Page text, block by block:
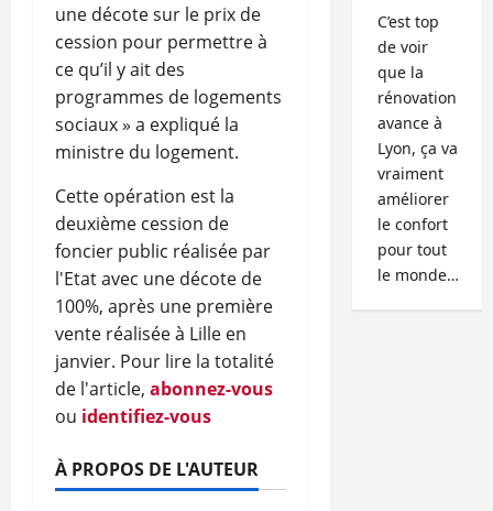
une décote sur le prix de
cession pour permettre à
ce qu’il y ait des
programmes de logements
sociaux » a expliqué la
ministre du logement.
Cette opération est la
deuxième cession de
foncier public réalisée par
l'Etat avec une décote de
100%, après une première
vente réalisée à Lille en
janvier. Pour lire la totalité
de l'article, abonnez-vous
ou identifiez-vous
À PROPOS DE L'AUTEUR
C’est top
de voir
que la
rénovation
avance à
Lyon, ça va
vraiment
améliorer
le confort
pour tout
le monde…